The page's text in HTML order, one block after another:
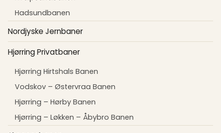
Hadsundbanen
Nordjyske Jernbaner
Hjørring Privatbaner
Hjørring Hirtshals Banen
Vodskov – Østervraa Banen
Hjørring – Hørby Banen
Hjørring – Løkken – Åbybro Banen